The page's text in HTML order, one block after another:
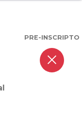
PRE-INSCRIPTO
close